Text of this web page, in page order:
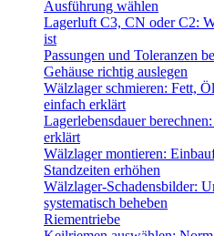
Ausführung wählen
Lagerluft C3, CN oder C2:
ist
Passungen und Toleranzen
Gehäuse richtig auslegen
Wälzlager schmieren: Fett,
einfach erklärt
Lagerlebensdauer
erklärt
Wälzlager montieren:
Standzeiten erhöhen
Wälzlager-Schadensbilder:
systematisch beheben
Riementriebe